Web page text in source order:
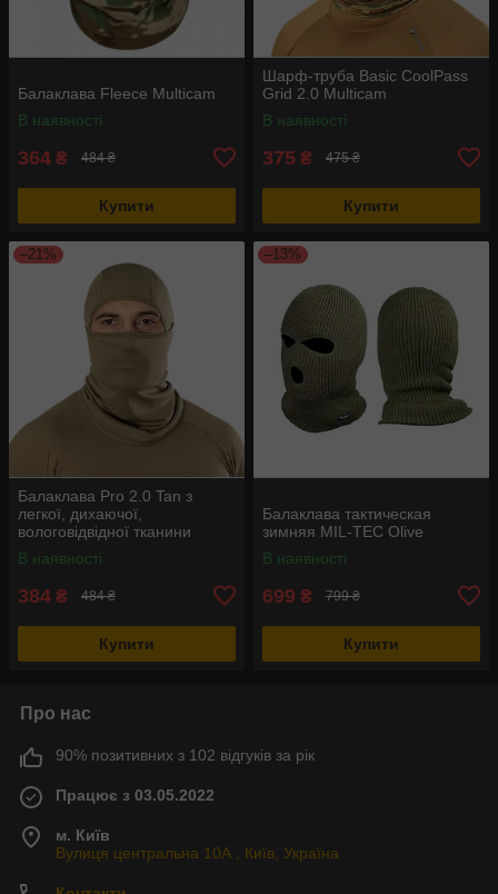
Балаклава Fleece Multicam
В наявності
364 ₴ 484 ₴
Купити
Шарф-труба Basic CoolPass
Grid 2.0 Multicam
В наявності
375 ₴ 475 ₴
Купити
–21%
Балаклава Pro 2.0 Tan з
легкої, дихаючої,
вологовідвідної тканини
В наявності
384 ₴ 484 ₴
Купити
–13%
Балаклава тактическая
зимняя MIL-TEC Olive
В наявності
699 ₴ 799 ₴
Купити
Про нас
90% позитивних з 102 відгуків за рік
Працює з 03.05.2022
м. Київ
Вулиця центральна 10А , Київ, Україна